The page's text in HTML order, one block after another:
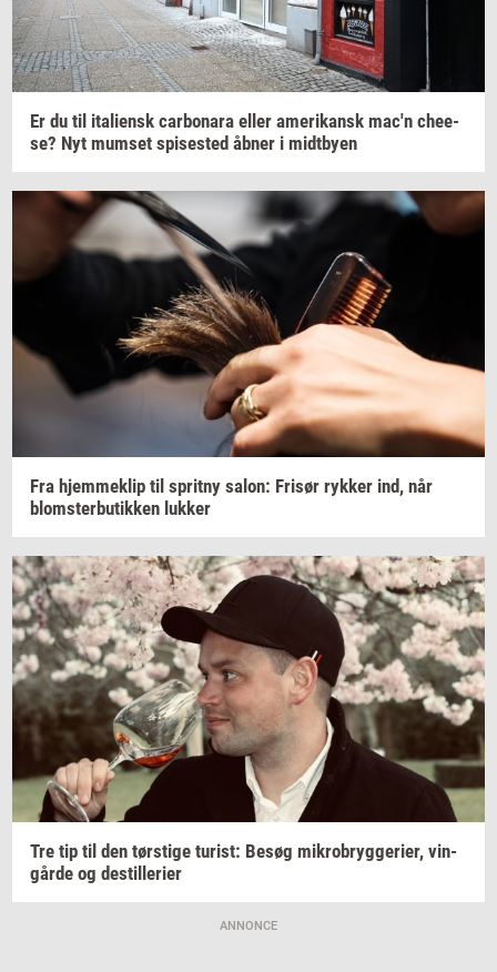
Er du til ita­li­ensk car­bo­na­ra eller ame­ri­kansk mac'n che­e­
se? Nyt mum­set spi­se­sted åbner i midt­by­en
Fra hjem­me­klip til sprit­ny salon: Fri­sør ryk­ker ind, når
blom­ster­bu­tik­ken luk­ker
Tre tip til den tørsti­ge turist: Besøg mi­kro­bryg­ge­ri­er, vin­
går­de og destil­le­ri­er
ANNONCE